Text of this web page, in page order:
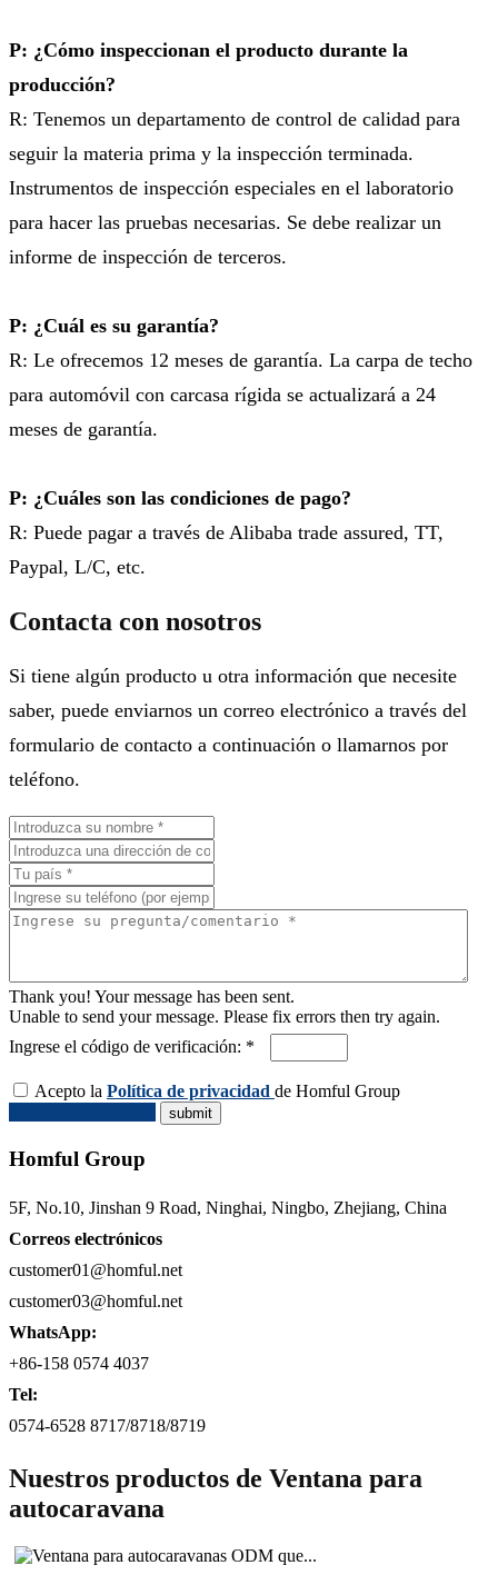
P: ¿Cómo inspeccionan el producto durante la
producción?
R: Tenemos un departamento de control de calidad para
seguir la materia prima y la inspección terminada.
Instrumentos de inspección especiales en el laboratorio
para hacer las pruebas necesarias. Se debe realizar un
informe de inspección de terceros.
P: ¿Cuál es su garantía?
R: Le ofrecemos 12 meses de garantía. La carpa de techo
para automóvil con carcasa rígida se actualizará a 24
meses de garantía.
P: ¿Cuáles son las condiciones de pago?
R: Puede pagar a través de Alibaba trade assured, TT,
Paypal, L/C, etc.
Contacta con nosotros
Si tiene algún producto u otra información que necesite
saber, puede enviarnos un correo electrónico a través del
formulario de contacto a continuación o llamarnos por
teléfono.
Thank you! Your message has been sent.
Unable to send your message. Please fix errors then try again.
Ingrese el código de verificación: *
Acepto la Política de privacidad de Homful Group
Homful Group
5F, No.10, Jinshan 9 Road, Ninghai, Ningbo, Zhejiang, China
Correos electrónicos
customer01@homful.net
customer03@homful.net
WhatsApp:
+86-158 0574 4037
Tel:
0574-6528 8717/8718/8719
Nuestros productos de Ventana para
autocaravana